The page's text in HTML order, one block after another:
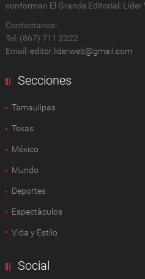
conforman El Grande Editorial: Líder
Contactanos:
Tel: (867) 711 2222
Email: editor.liderweb@gmail.com
Secciones
Tamaulipas
Texas
México
Mundo
Deportes
Espectàculos
Vida y Estilo
Social